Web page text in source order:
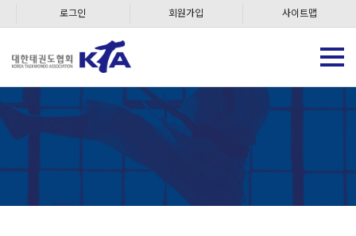
로그인 회원가입 사이트맵